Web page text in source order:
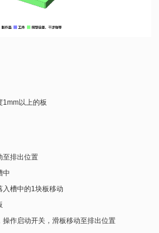
1mm以上的板
至排出位置
中
入槽中的1块板移动
作启动开关，滑板移动至排出位置